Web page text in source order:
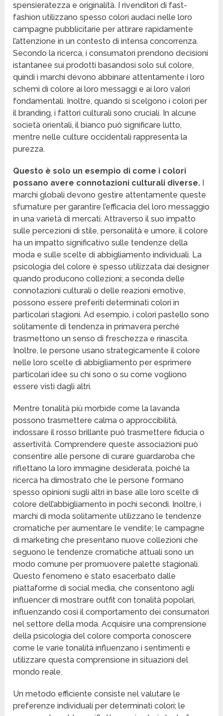
spensieratezza e originalità. I rivenditori di fast-
fashion utilizzano spesso colori audaci nelle loro
campagne pubblicitarie per attirare rapidamente
l’attenzione in un contesto di intensa concorrenza.
Secondo la ricerca, i consumatori prendono decisioni
istantanee sui prodotti basandosi solo sul colore,
quindi i marchi devono abbinare attentamente i loro
schemi di colore ai loro messaggi e ai loro valori
fondamentali. Inoltre, quando si scelgono i colori per
il branding, i fattori culturali sono cruciali. In alcune
società orientali, il bianco può significare lutto,
mentre nelle culture occidentali rappresenta la
purezza.
Questo è solo un esempio di come i colori
possano avere connotazioni culturali diverse.
marchi globali devono gestire attentamente queste
sfumature per garantire l’efficacia del loro messaggio
in una varietà di mercati. Attraverso il suo impatto
sulle percezioni di stile, personalità e umore, il colore
ha un impatto significativo sulle tendenze della
moda e sulle scelte di abbigliamento individuali. La
psicologia del colore è spesso utilizzata dai designer
quando producono collezioni; a seconda delle
connotazioni culturali o delle reazioni emotive,
possono essere preferiti determinati colori in
particolari stagioni. Ad esempio, i colori pastello sono
solitamente di tendenza in primavera perché
trasmettono un senso di freschezza e rinascita.
Inoltre, le persone usano strategicamente il colore
nelle loro scelte di abbigliamento per esprimere
particolari idee su chi sono o su come vogliono
essere visti dagli altri.
Mentre tonalità più morbide come la lavanda
possono trasmettere calma o approccibilità,
indossare il rosso brillante può trasmettere fiducia o
assertività. Comprendere queste associazioni può
consentire alle persone di curare guardaroba che
riflettano la loro immagine desiderata, poiché la
ricerca ha dimostrato che le persone formano
spesso opinioni sugli altri in base alle loro scelte di
colore dell’abbigliamento in pochi secondi. Inoltre, i
marchi di moda solitamente utilizzano le tendenze
cromatiche per aumentare le vendite; le campagne
di marketing che presentano nuove collezioni che
seguono le tendenze cromatiche attuali sono un
modo comune per promuovere palette stagionali.
Questo fenomeno è stato esacerbato dalle
piattaforme di social media, che consentono agli
influencer di mostrare outfit con tonalità popolari,
influenzando così il comportamento dei consumatori
nel settore della moda. Acquisire una comprensione
della psicologia del colore comporta conoscere
come le varie tonalità influenzano i sentimenti e
utilizzare questa comprensione in situazioni del
mondo reale.
Un metodo efficiente consiste nel valutare le
preferenze individuali per determinati colori; le